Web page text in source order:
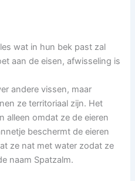
wat in hun bek past zal
aan de eisen, afwisseling is
andere vissen, maar
ze territoriaal zijn. Het
alleen omdat ze de eieren
beschermt de eieren
ze nat met water zodat ze
naam Spatzalm.